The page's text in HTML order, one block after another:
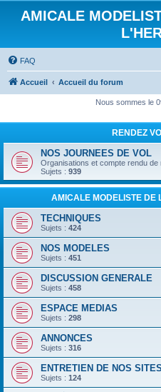
AMICALE
FAQ
Accueil Accueil du forum
Nous sommes le
RENDEZ
NOS JOURNEES DE VOL
Organisations et compte rendu de
Sujets : 939
AMICALE MODELISTE DE
TECHNIQUES
Sujets : 424
NOS MODELES
Sujets : 451
DISCUSSION GENERALE
Sujets : 458
ESPACE MEDIAS
Sujets : 298
ANNONCES
Sujets : 316
ENTRETIEN DE NOS
Sujets : 124